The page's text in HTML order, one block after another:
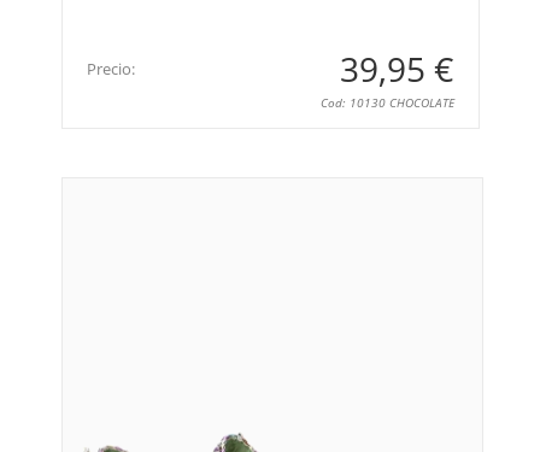
Precio: 39,95 €
Cod: 10130 CHOCOLATE